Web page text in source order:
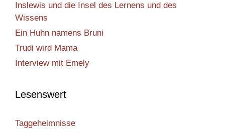
Inslewis und die Insel des Lernens und des
Wissens
Ein Huhn namens Bruni
Trudi wird Mama
Interview mit Emely
Lesenswert
Taggeheimnisse